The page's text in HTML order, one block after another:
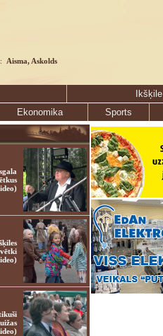
Aisma, Askolds
Ikšķile
Ekonomika Sports